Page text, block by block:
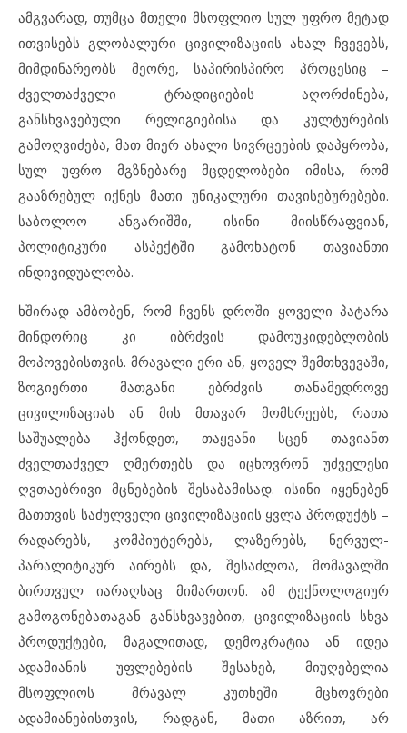
ამგვარად, თუმცა მთელი მსოფლიო სულ უფრო მეტად
ითვისებს გლობალური ცივილიზაციის ახალ ჩვევებს,
მიმდინარეობს მეორე, საპირისპირო პროცესიც –
ძველთაძველი ტრადიციების აღორძინება,
განსხვავებული რელიგიებისა და კულტურების
გამოღვიძება, მათ მიერ ახალი სივრცეების დაპყრობა,
სულ უფრო მგზნებარე მცდელობები იმისა, რომ
გააზრებულ იქნეს მათი უნიკალური თავისებურებები.
საბოლოო ანგარიშში, ისინი მიისწრაფვიან,
პოლიტიკური ასპექტში გამოხატონ თავიანთი
ინდივიდუალობა.
ხშირად ამბობენ, რომ ჩვენს დროში ყოველი პატარა
მინდორიც კი იბრძვის დამოუკიდებლობის
მოპოვებისთვის. მრავალი ერი ან, ყოველ შემთხვევაში,
ზოგიერთი მათგანი ებრძვის თანამედროვე
ცივილიზაციას ან მის მთავარ მომხრეებს, რათა
საშუალება ჰქონდეთ, თაყვანი სცენ თავიანთ
ძველთაძველ ღმერთებს და იცხოვრონ უძველესი
ღვთაებრივი მცნებების შესაბამისად. ისინი იყენებენ
მათთვის საძულველი ცივილიზაციის ყვლა პროდუქტს –
რადარებს, კომპიუტერებს, ლაზერებს, ნერვულ-
პარალიტიკურ აირებს და, შესაძლოა, მომავალში
ბირთვულ იარაღსაც მიმართონ. ამ ტექნოლოგიურ
გამოგონებათაგან განსხვავებით, ცივილიზაციის სხვა
პროდუქტები, მაგალითად, დემოკრატია ან იდეა
ადამიანის უფლებების შესახებ, მიუღებელია
მსოფლიოს მრავალ კუთხეში მცხოვრები
ადამიანებისთვის, რადგან, მათი აზრით, არ